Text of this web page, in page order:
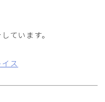
ています。
ス